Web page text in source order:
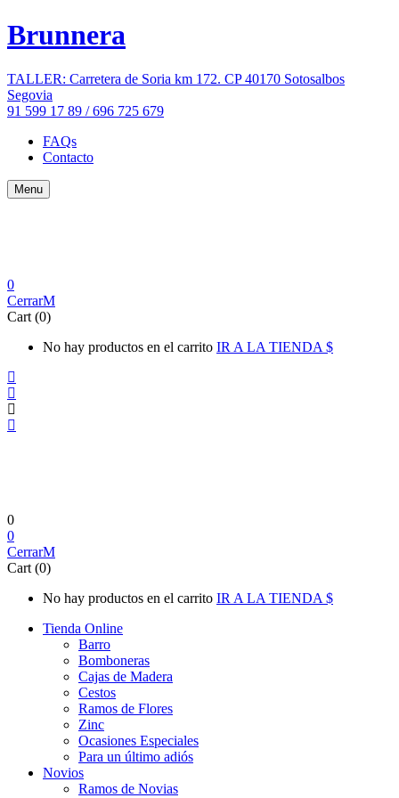
Brunnera
TALLER: Carretera de Soria km 172. CP 40170 Sotosalbos
Segovia
91 599 17 89 / 696 725 679
FAQs
Contacto
Menu
0
Cerrar
Cart (0)
No hay productos en el carrito IR A LA TIENDA
0
0
Cerrar
Cart (0)
No hay productos en el carrito IR A LA TIENDA
Tienda Online
Barro
Bomboneras
Cajas de Madera
Cestos
Ramos de Flores
Zinc
Ocasiones Especiales
Para un último adiós
Novios
Ramos de Novias